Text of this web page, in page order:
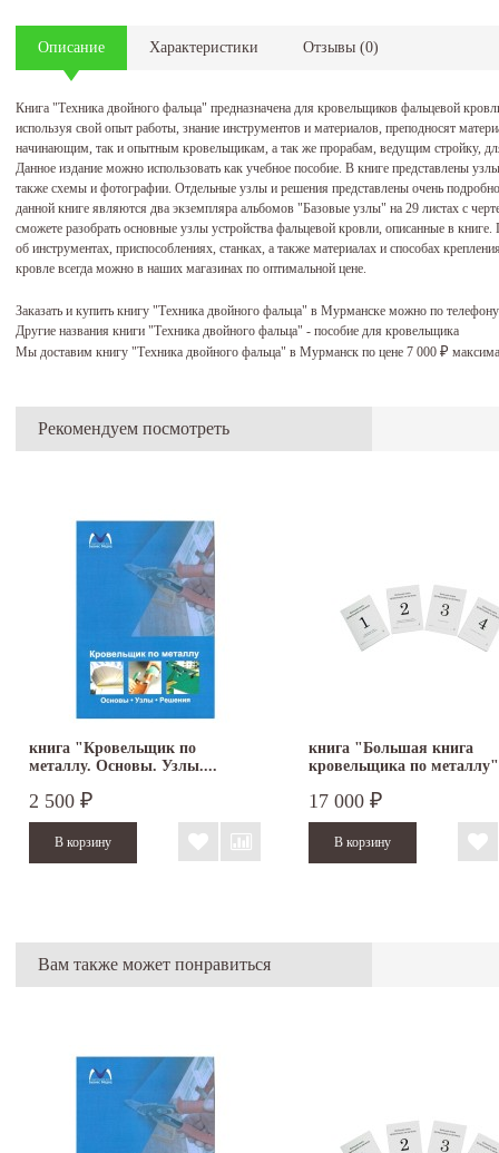
Описание Характеристики Отзывы (0)
Книга "Техника двойного фальца" предназначена для кровельщиков фальцевой
используя свой опыт работы, знание инструментов и материалов, преподносят
начинающим, так и опытным кровельщикам, а так же прорабам, ведущим стройку,
Данное издание можно использовать как учебное пособие. В книге представлены
также схемы и фотографии. Отдельные узлы и решения представлены очень
данной книге являются два экземпляра альбомов "Базовые узлы" на 29 листах с
сможете разобрать основные узлы устройства фальцевой кровли, описанные в
об инструментах, приспособлениях, станках, а также материалах и способах
кровле всегда можно в наших магазинах по оптимальной цене.
Заказать и купить книгу "Техника двойного фальца" в Мурманске можно по
Другие названия книги "Техника двойного фальца" - пособие для кровельщика
Мы доставим книгу "Техника двойного фальца" в Мурманск по цене 7 000 ₽
Рекомендуем посмотреть
книга "Кровельщик по
металлу. Основы. Узлы....
2 500 ₽
книга "Большая книга
кровельщика по металлу"
17 000 ₽
Вам также может понравиться